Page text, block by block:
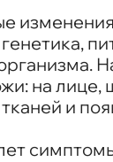
на
тканей и